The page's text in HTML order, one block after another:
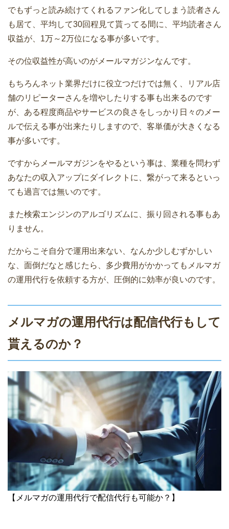
でもずっと読み続けてくれるファン化してしまう読者さん
も居て、平均して30回程見て貰ってる間に、平均読者さん
収益が、1万～2万位になる事が多いです。
その位収益性が高いのがメールマガジンなんです。
もちろんネット業界だけに役立つだけでは無く、リアル店
舗のリピーターさんを増やしたりする事も出来るのです
が、ある程度商品やサービスの良さをしっかり日々のメー
ルで伝える事が出来たりしますので、客単価が大きくなる
事が多いです。
ですからメールマガジンをやるという事は、業種を問わず
あなたの収入アップにダイレクトに、繋がって来るといっ
ても過言では無いのです。
また検索エンジンのアルゴリズムに、振り回される事もあ
りません。
だからこそ自分で運用出来ない、なんか少しむずかしい
な、面倒だなと感じたら、多少費用がかかってもメルマガ
の運用代行を依頼する方が、圧倒的に効率が良いのです。
メルマガの運用代行は配信代行もして
貰えるのか？
【メルマガの運用代行で配信代行も可能か？】